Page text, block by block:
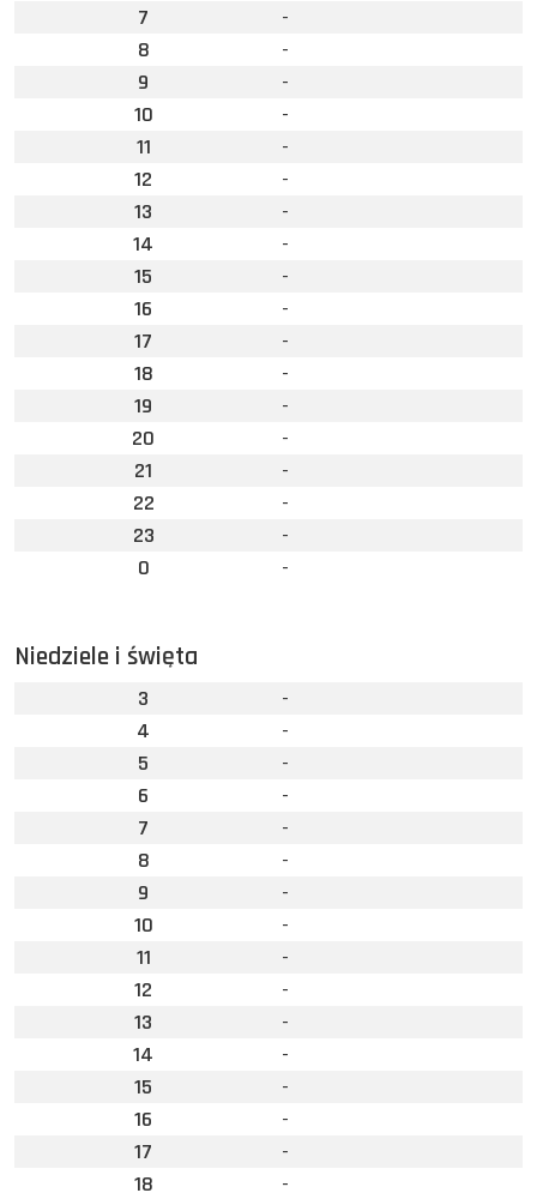
7
-
8
-
9
-
10
-
11
-
12
-
13
-
14
-
15
-
16
-
17
-
18
-
19
-
20
-
21
-
22
-
23
-
0
-
Niedziele i święta
3
-
4
-
5
-
6
-
7
-
8
-
9
-
10
-
11
-
12
-
13
-
14
-
15
-
16
-
17
-
18
-